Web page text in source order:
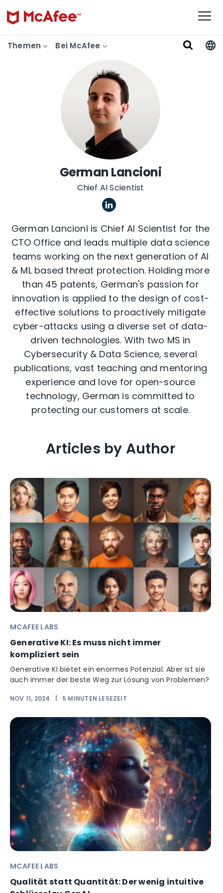
Themen Bei McAfee
German Lancioni
Chief AI Scientist
German Lancioni is Chief AI Scientist for the
CTO Office and leads multiple data science
teams working on the next generation of AI
& ML based threat protection. Holding more
than 45 patents, German's passion for
innovation is applied to the design of cost-
effective solutions to proactively mitigate
cyber-attacks using a diverse set of data-
driven technologies. With two MS in
Cybersecurity & Data Science, several
publications, vast teaching and mentoring
experience and love for open-source
technology, German is committed to
protecting our customers at scale.
Articles by Author
MCAFEE LABS
Generative KI: Es muss nicht immer
kompliziert sein
Generative KI bietet ein enormes Potenzial. Aber ist sie
auch immer der beste Weg zur Lösung von Problemen?
NOV 11, 2024 5 MINUTEN LESEZEIT
MCAFEE LABS
Qualität statt Quantität: Der wenig intuitive